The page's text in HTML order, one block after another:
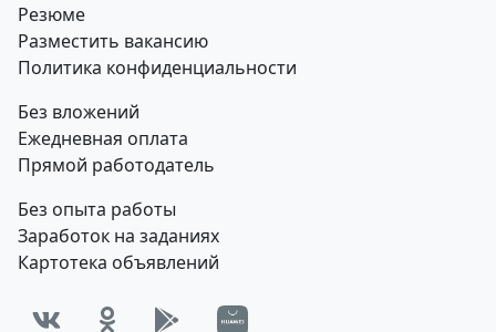
Резюме
Разместить вакансию
Политика конфиденциальности
Без вложений
Ежедневная оплата
Прямой работодатель
Без опыта работы
Заработок на заданиях
Картотека объявлений